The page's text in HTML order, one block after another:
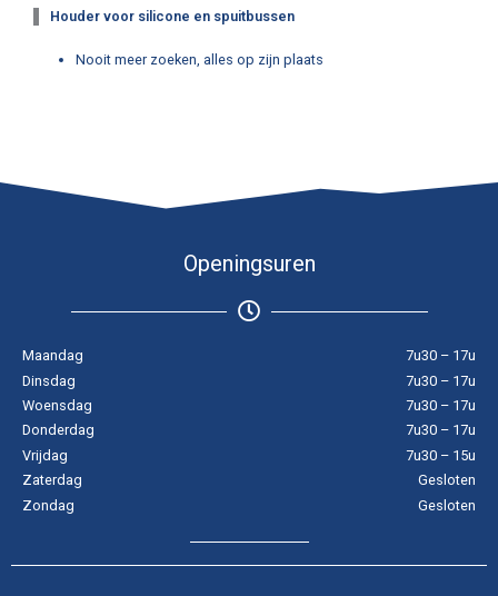
Houder voor silicone en spuitbussen
Nooit meer zoeken, alles op zijn plaats
Openingsuren
Maandag
Dinsdag
Woensdag
Donderdag
Vrijdag
Zaterdag
Zondag
7u30 – 17u
7u30 – 17u
7u30 – 17u
7u30 – 17u
7u30 – 15u
Gesloten
Gesloten